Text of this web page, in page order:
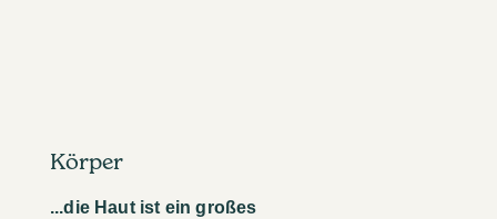
Körper
...die Haut ist ein großes